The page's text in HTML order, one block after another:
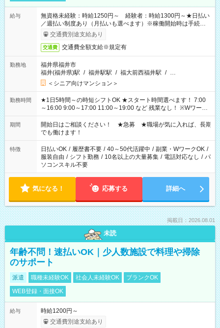
給与
無資格未経験：時給1250円～ 経験者：時給1300円～★日払い
／週払い制度あり（月払いも選べます）※稼働開始時は手続き完
了次第のお支払いとなります。
交通費別途支給あり
交通費 交通費全額支給※規定有
勤務地
福井県福井市
福井(福井県)駅 / 福井駅駅 / 福大前西福井駅 / …
＜シニア向けマンション＞
勤務時間
★1日5時間～の時短シフトOK ★スタート時間選べます！ 7:00
～16:00 9:00～17:00 11:00～19:00 など 残業なし！ ※Wワーク
の場合、他のお仕事と合わせ週40時間超の就業はご案内できま
せん ※法令に基づき、週20時間以上勤務は社会保険への加入対
象となります ※労働者派遣法（日雇い派遣の原則禁止）によ
り、短時間・短期間の就業はご案内が難しい場合があります
期間
開始日はご相談ください！ ★急募 ★職場が気に入れば、長期
でも働けます！
特徴 日払いOK / 履歴書不要 / 40～50代活躍中 / 副業・WワークOK /
服装自由 / シフト勤務 / 10名以上の大量募集 / 電話対応なし / パ
ソコンスキル不要
気になる！ 応募する 詳細へ
掲載日：2026.08.01
未読
年齢不問！速払いOK｜少人数施設で料理や掃除
のサポート
派遣 職種未経験OK 社会人未経験OK
ブランクOK
WEB登録・面接OK
給与
時給1200円～
交通費別途支給あり